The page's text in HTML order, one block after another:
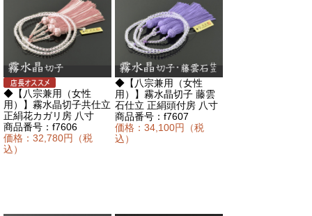
◆【八宗兼用（女性
用）】霧水晶切子共仕立
正絹花カガリ房 八寸
商品番号：f7606
価格：32,780円（税
込）
◆【八宗兼用（女性
用）】霧水晶切子 藤雲
石仕立 正絹頭付房 八寸
商品番号：f7607
価格：34,100円（税
込）